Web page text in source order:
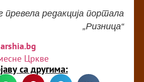
превела редакција портала
„Ризница“
Цркве
са другима: